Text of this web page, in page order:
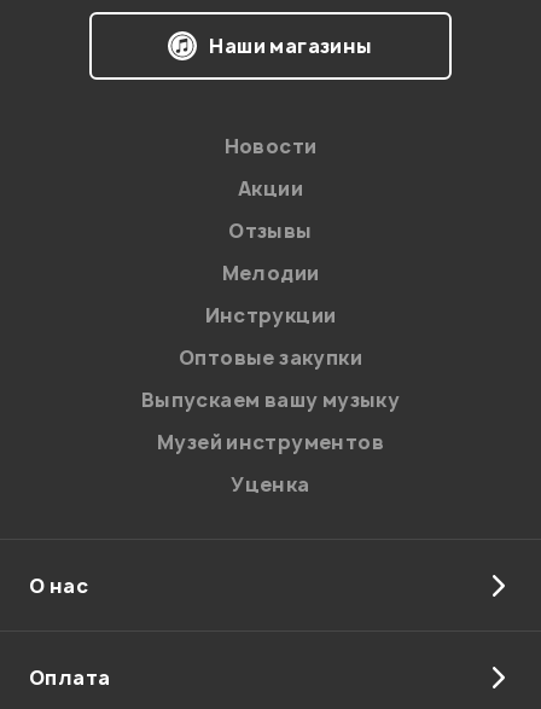
на обработку персональных данных в
Политикой в отношении обработки
персональных данных.
Введите проверочное число:
Отправить
Наши магазины
Новости
Акции
Отзывы
Мелодии
Инструкции
Оптовые закупки
Выпускаем вашу музыку
Музей инструментов
Уценка
О нас
Оплата